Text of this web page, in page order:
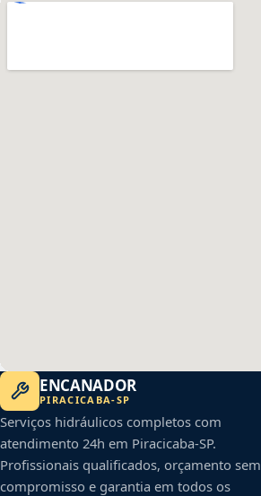
ENCANADOR
PIRACICABA-SP
Serviços hidráulicos completos com
atendimento 24h em Piracicaba-SP.
Profissionais qualificados, orçamento sem
compromisso e garantia em todos os